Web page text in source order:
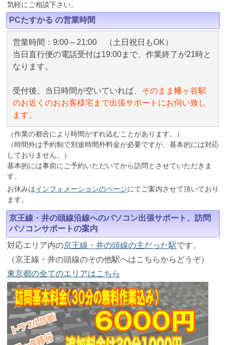
気軽にご相談下さい。
PCたすかる の営業時間
営業時間：9:00～21:00 （土日祝日もOK）
当日直行便の電話受付は19:00まで、作業終了が21時と
なります。
受付後、当日時間が空いていれば、 そのまま幡ヶ谷駅
のお近くのおお客様宅まで出張サポートにお伺い致し
ます。
（作業の都合により時間がずれ込むことがあります。）
（時間外は予約制で別途時間外料金が必要ですが、基本的には対応
しておりません。）
基本的には事前にご予約いただいてから訪問とさせていただきま
す。
お休みはインフォメーションのページにてご案内させて頂いており
ます。
京王線・井の頭線沿線へのパソコン出張サポート、訪問
パソコンサポートの案内
対応エリア内の京王線・井の頭線の主だった駅です。
（京王線・井の頭線のその他駅へはこちらからどうぞ）
東京都の全てのエリアはこちら